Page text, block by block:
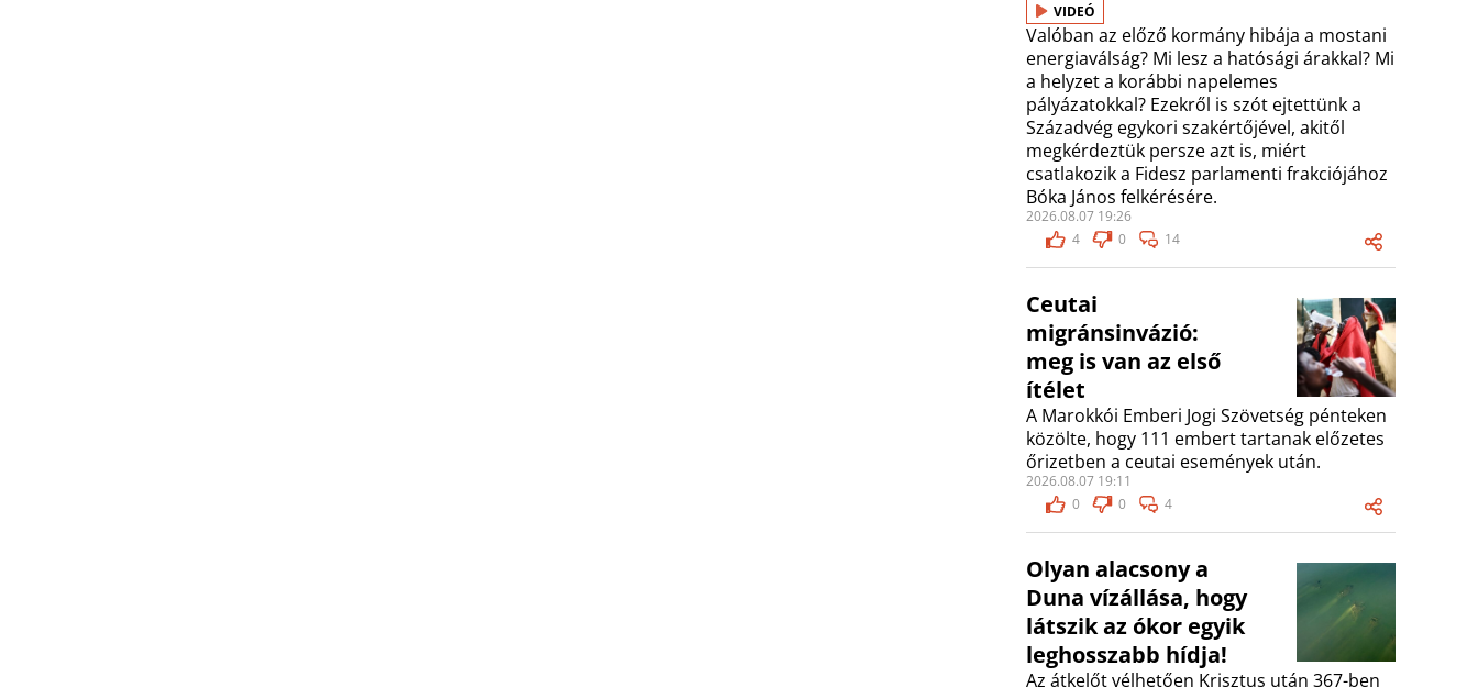
VIDEÓ
Valóban az előző kormány hibája a mostani
energiaválság? Mi lesz a hatósági árakkal? Mi
a helyzet a korábbi napelemes
pályázatokkal? Ezekről is szót ejtettünk a
Századvég egykori szakértőjével, akitől
megkérdeztük persze azt is, miért
csatlakozik a Fidesz parlamenti frakciójához
Bóka János felkérésére.
2026.08.07 19:26
4
0 14
Ceutai
migránsinvázió:
meg is van az első
ítélet
A Marokkói Emberi Jogi Szövetség pénteken
közölte, hogy 111 embert tartanak előzetes
őrizetben a ceutai események után.
2026.08.07 19:11
0
0 4
Olyan alacsony a
Duna vízállása, hogy
látszik az ókor egyik
leghosszabb hídja!
Az átkelőt vélhetően Krisztus után 367-ben